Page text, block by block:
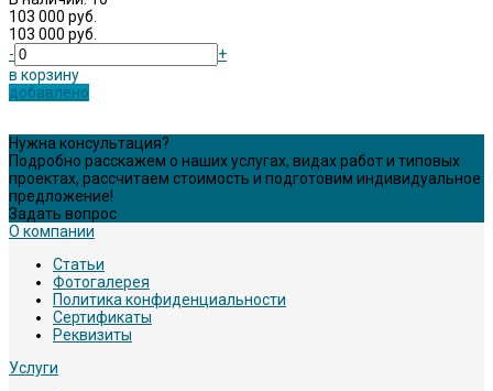
103 000 руб.
103 000 руб.
-
+
в корзину
добавлено
Нужна консультация?
Подробно расскажем о наших услугах, видах работ и типовых
проектах, рассчитаем стоимость и подготовим индивидуальное
предложение!
Задать вопрос
О компании
Статьи
Фотогалерея
Политика конфиденциальности
Сертификаты
Реквизиты
Услуги